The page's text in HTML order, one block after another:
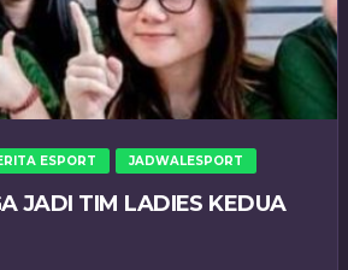
ESPORT JADWALESPORT
JADI TIM LADIES KEDUA